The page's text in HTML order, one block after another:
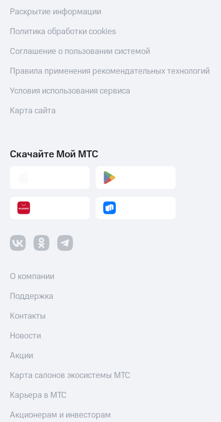
Раскрытие информации
Политика обработки cookies
Соглашение о пользовании системой
Правила применения рекомендательных технологий
Условия использования сервиса
Карта сайта
Скачайте Мой МТС
О компании
Поддержка
Контакты
Новости
Акции
Карта салонов экосистемы МТС
Карьера в МТС
Акционерам и инвесторам